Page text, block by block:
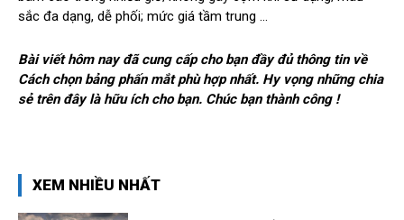
sắc đa dạng, dễ phối; mức giá tầm trung …
Bài viết hôm nay đã cung cấp cho bạn đầy đủ thông tin về
Cách chọn bảng phấn mắt phù hợp nhất. Hy vọng những chia
sẻ trên đây là hữu ích cho bạn. Chúc bạn thành công !
XEM NHIỀU NHẤT